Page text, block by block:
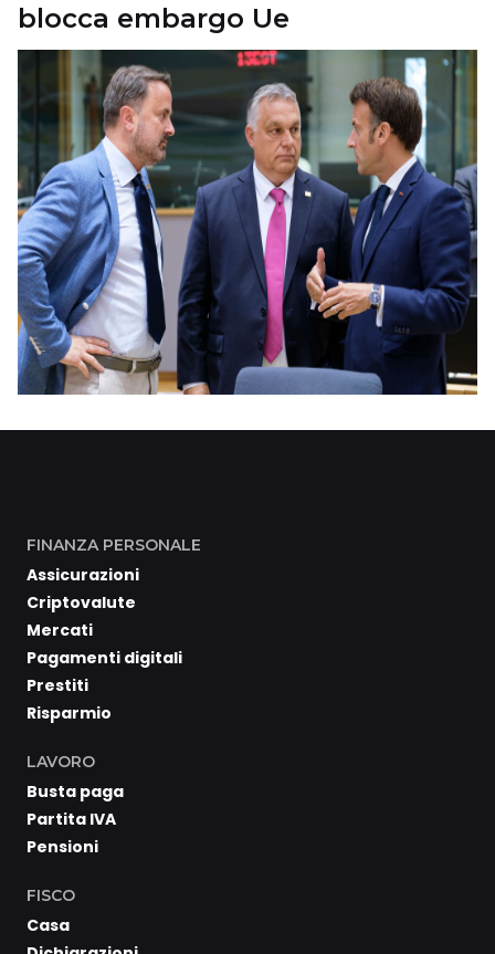
blocca embargo Ue
FINANZA PERSONALE
Assicurazioni
Criptovalute
Mercati
Pagamenti digitali
Prestiti
Risparmio
LAVORO
Busta paga
Partita IVA
Pensioni
FISCO
Casa